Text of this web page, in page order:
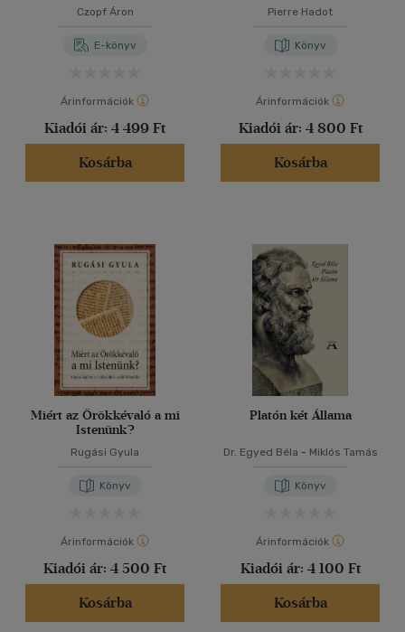
napjára
Czopf Áron
E-könyv
Árinformációk
Kiadói ár: 4 499 Ft
Kosárba
Pierre Hadot
Könyv
Árinformációk
Kiadói ár: 4 800 Ft
Kosárba
Miért az Örökkévaló a mi
Istenünk?
Rugási Gyula
Könyv
Árinformációk
Kiadói ár: 4 500 Ft
Kosárba
Platón két Állama
Dr. Egyed Béla - Miklós Tamás
Könyv
Árinformációk
Kiadói ár: 4 100 Ft
Kosárba